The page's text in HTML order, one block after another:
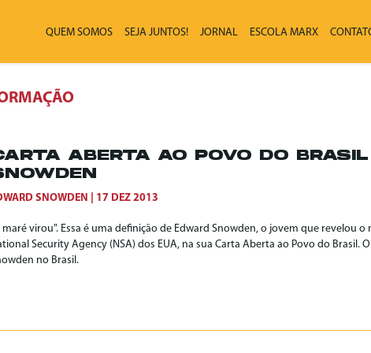
QUEM SOMOS SEJA JUNTOS! JORNAL ESCOLA MARX
ABERTA AO POVO DO BRASIL
SNOWDEN 17 DEZ 2013
maré virou". Essa é uma definição de Edward Snowden, o jovem que revelou
Security Agency (NSA) dos EUA, na sua Carta Aberta ao Povo do Brasil.
no Brasil.